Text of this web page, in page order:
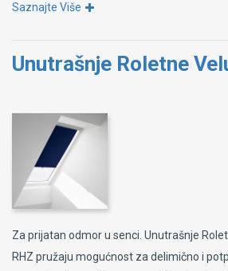
Saznajte Više
Unutrašnje Roletne
Za prijatan odmor u senci. Unutrašnje
RHZ pružaju mogućnost za delimično i